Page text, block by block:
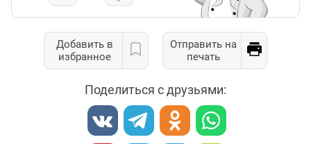
Добавить в
избранное
Отправить на
печать
Поделиться с друзьями: